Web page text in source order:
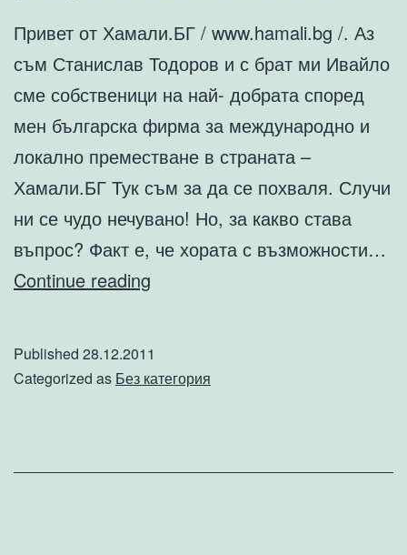
Привет от Хамали.БГ / www.hamali.bg /. Аз
съм Станислав Тодоров и с брат ми Ивайло
сме собственици на най- добрата според
мен българска фирма за международно и
локално преместване в страната –
Хамали.БГ Тук съм за да се похваля. Случи
ни се чудо нечувано! Но, за какво става
въпрос? Факт е, че хората с възможности…
Continue reading
услуги
Published 28.12.2011
Categorized as Без категория